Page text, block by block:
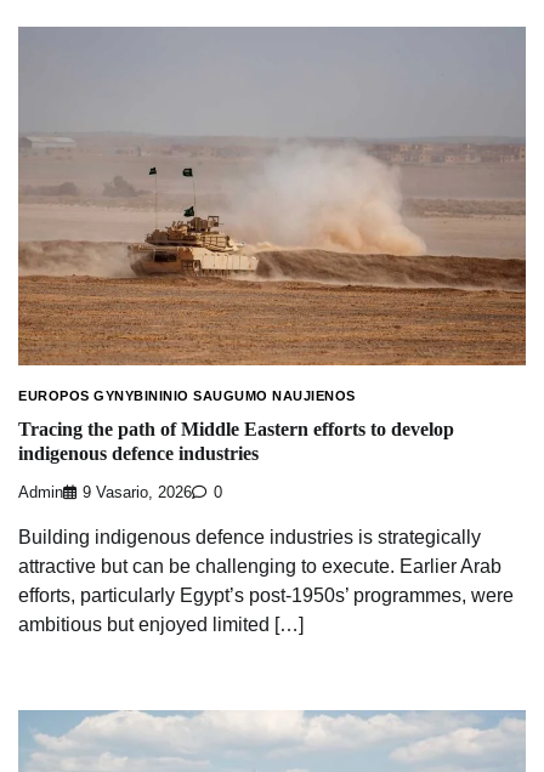
EUROPOS GYNYBININIO SAUGUMO NAUJIENOS
Tracing the path of Middle Eastern efforts to develop
indigenous defence industries
Admin 9 Vasario, 2026 0
Building indigenous defence industries is strategically
attractive but can be challenging to execute. Earlier Arab
efforts, particularly Egypt’s post-1950s’ programmes, were
ambitious but enjoyed limited […]